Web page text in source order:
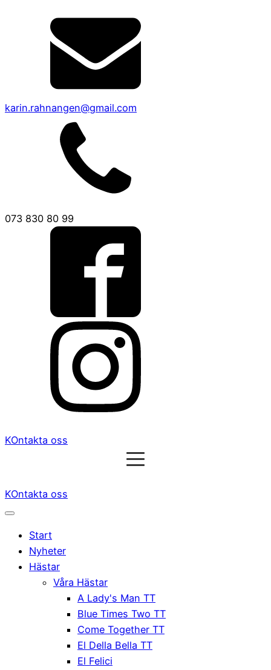
karin.rahnangen@gmail.com
073 830 80 99
KOntakta oss
KOntakta oss
Start
Nyheter
Hästar
Våra Hästar
A Lady's Man TT
Blue Times Two TT
Come Together TT
El Della Bella TT
El Felici